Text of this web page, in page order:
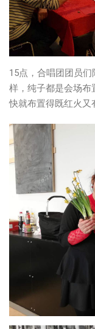
15点，合唱团团员
样，纯子都是会场布
快就布置得既红火又